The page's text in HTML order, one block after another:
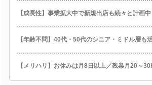
【成長性】事業拡大中で新規出店も続々と計画中
【年齢不問】40代・50代のシニア・ミドル層も
【メリハリ】お休みは月8日以上／残業月20～